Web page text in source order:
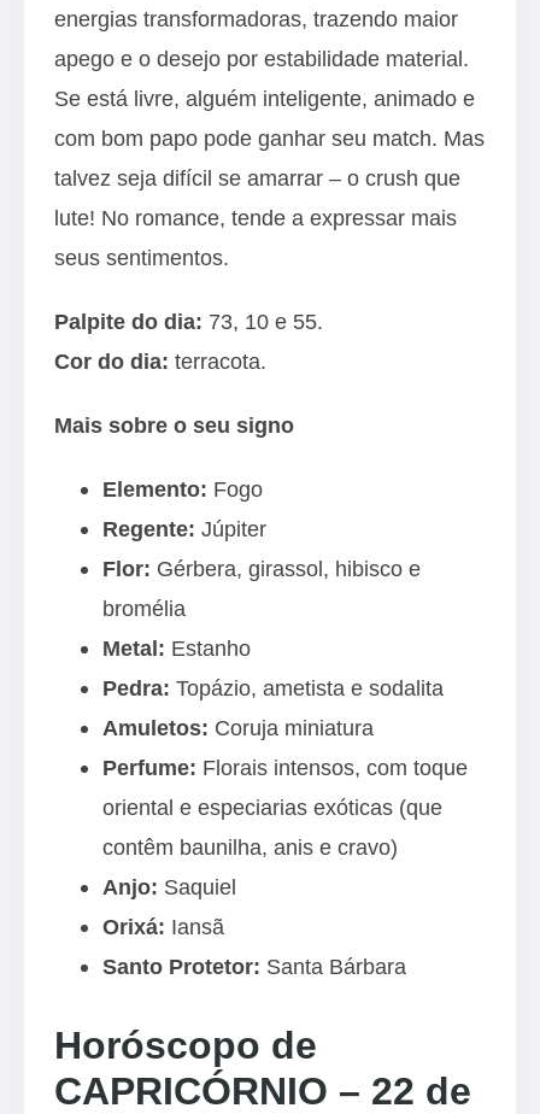
energias transformadoras, trazendo maior
apego e o desejo por estabilidade material.
Se está livre, alguém inteligente, animado e
com bom papo pode ganhar seu match. Mas
talvez seja difícil se amarrar – o crush que
lute! No romance, tende a expressar mais
seus sentimentos.
Palpite do dia: 73, 10 e 55.
Cor do dia: terracota.
Mais sobre o seu signo
Elemento: Fogo
Regente: Júpiter
Flor: Gérbera, girassol, hibisco e
bromélia
Metal: Estanho
Pedra: Topázio, ametista e sodalita
Amuletos: Coruja miniatura
Perfume: Florais intensos, com toque
oriental e especiarias exóticas (que
contêm baunilha, anis e cravo)
Anjo: Saquiel
Orixá: Iansã
Santo Protetor: Santa Bárbara
Horóscopo de
CAPRICÓRNIO – 22 de